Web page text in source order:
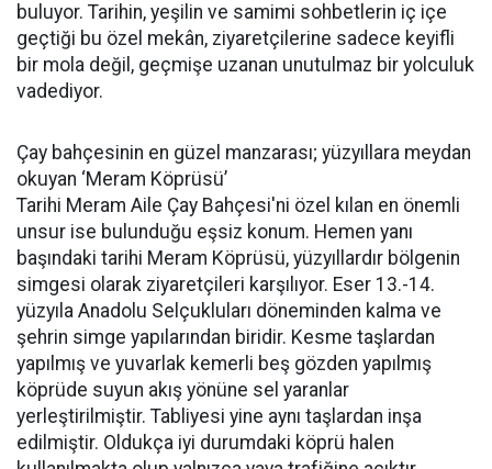
buluyor. Tarihin, yeşilin ve samimi sohbetlerin iç içe
geçtiği bu özel mekân, ziyaretçilerine sadece keyifli
bir mola değil, geçmişe uzanan unutulmaz bir yolculuk
vadediyor.
Çay bahçesinin en güzel manzarası; yüzyıllara meydan
okuyan ‘Meram Köprüsü’
Tarihi Meram Aile Çay Bahçesi'ni özel kılan en önemli
unsur ise bulunduğu eşsiz konum. Hemen yanı
başındaki tarihi Meram Köprüsü, yüzyıllardır bölgenin
simgesi olarak ziyaretçileri karşılıyor. Eser 13.-14.
yüzyıla Anadolu Selçukluları döneminden kalma ve
şehrin simge yapılarından biridir. Kesme taşlardan
yapılmış ve yuvarlak kemerli beş gözden yapılmış
köprüde suyun akış yönüne sel yaranlar
yerleştirilmiştir. Tabliyesi yine aynı taşlardan inşa
edilmiştir. Oldukça iyi durumdaki köprü halen